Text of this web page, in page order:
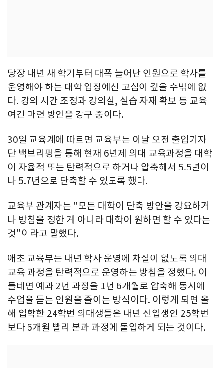
당장 내년 새 학기부터 대폭 늘어난 인원으로 학사를
운영해야 하는 대학 입장에선 고심이 깊을 수밖에 없
다. 강의 시간 조정과 강의실, 실습 자재 확보 등 교육
여건 마련 방안을 강구 중이다.
30일 교육계에 따르면 교육부는 이날 오전 출입기자
단 백브리핑을 통해 현재 6년제 의대 교육과정을 대학
이 자율적 또는 탄력적으로 하거나 압축해서 5.5년이
나 5.7년으로 단축할 수 있도록 했다.
교육부 관계자는 "모든 대학이 단축 방안을 강요하거
나 방침을 정한 게 아니라 대학이 원하면 할 수 있다는
것"이라고 말했다.
애초 교육부는 내년 학사 운영에 차질이 없도록 의대
교육 과정을 탄력적으로 운영하는 방침을 정했다. 이
를테면 예과 2년 과정을 1년 6개월로 압축해 동시에
수업을 듣는 인원을 줄이는 방식이다. 이렇게 되면 올
해 입학한 24학번 의대생들은 내년 신입생인 25학번
보다 6개월 빨리 본과 과정에 돌입하게 되는 것이다.